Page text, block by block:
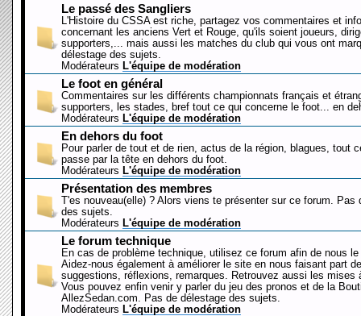
Le passé des Sangliers
L'Histoire du CSSA est riche, partagez vos commentaires et
concernant les anciens Vert et Rouge, qu'ils soient joueurs,
supporters,... mais aussi les matches du club qui vous ont
délestage des sujets.
Modérateurs L'équipe de modération
Le foot en général
Commentaires sur les différents championnats français et
supporters, les stades, bref tout ce qui concerne le foot... en
Modérateurs L'équipe de modération
En dehors du foot
Pour parler de tout et de rien, actus de la région, blagues, tout
passe par la tête en dehors du foot.
Modérateurs L'équipe de modération
Présentation des membres
T'es nouveau(elle) ? Alors viens te présenter sur ce forum. Pas
des sujets.
Modérateurs L'équipe de modération
Le forum technique
En cas de problème technique, utilisez ce forum afin de nous le
Aidez-nous également à améliorer le site en nous faisant part
suggestions, réflexions, remarques. Retrouvez aussi les mises
Vous pouvez enfin venir y parler du jeu des pronos et de la
AllezSedan.com. Pas de délestage des sujets.
Modérateurs L'équipe de modération